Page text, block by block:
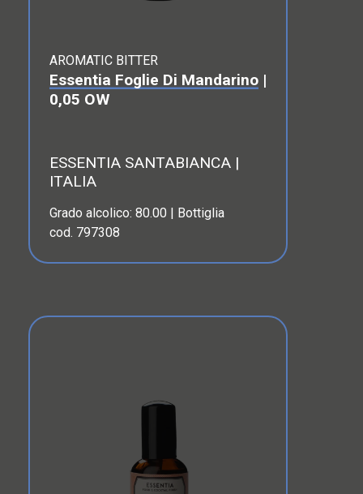
AROMATIC BITTER
Essentia Foglie Di Mandarino |
0,05 OW
ESSENTIA SANTABIANCA |
ITALIA
Grado alcolico: 80.00 | Bottiglia
cod. 797308